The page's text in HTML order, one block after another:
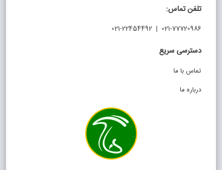
تلفن تماس:
021-77720986 | 021-22454492
دسترسی سریع
تماس با ما
درباره ما